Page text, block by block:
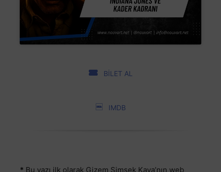
BİLET AL
IMDB
* Bu yazı ilk olarak Gizem Şimşek Kaya’nın web